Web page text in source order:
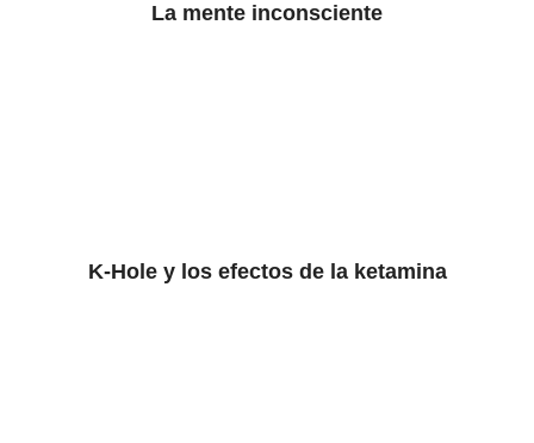
La mente inconsciente
K-Hole y los efectos de la ketamina